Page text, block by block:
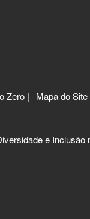
Zero Mapa do Site
e Inclusão